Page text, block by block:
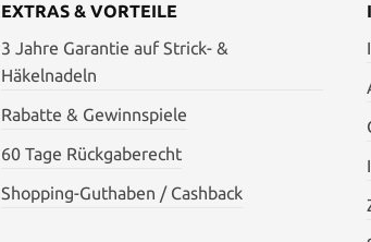
EXTRAS & VORTEILE
3 Jahre Garantie auf Strick- &
Häkelnadeln
Rabatte & Gewinnspiele
60 Tage Rückgaberecht
Shopping-Guthaben / Cashback